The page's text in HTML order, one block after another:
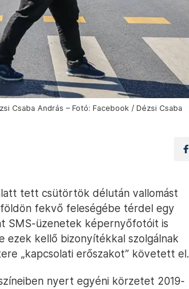
Csaba András – Fotó: Facebook / Dézsi Csaba
tett csütörtök délután vallomást
fekvő feleségébe térdel egy
SMS-üzenetek képernyőfotóit is
ezek kellő bizonyítékkal szolgálnak
„kapcsolati erőszakot” követett el.
nyert egyéni körzetet 2019-